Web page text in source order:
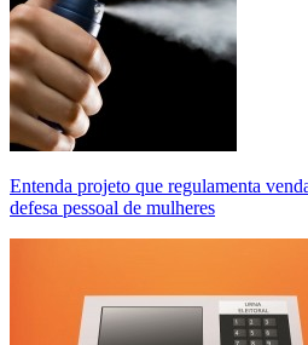
Entenda projeto que regulamenta
defesa pessoal de mulheres